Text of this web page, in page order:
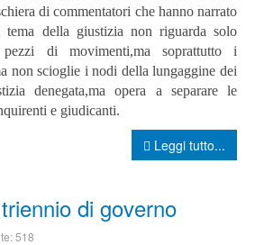
di commentatori che hanno narrato
tema della giustizia non riguarda solo
pezzi di movimenti,ma soprattutto i
non scioglie i nodi della lungaggine dei
denegata,ma opera a separare le
e giudicanti.
Leggi tutto...
di governo
518